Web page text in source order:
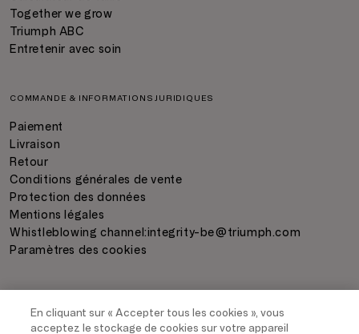
Together we grow
Triumph ABC
Entretenir avec soin
COMMANDE & INFORMATIONS JURIDIQUES
Paiement
Livraison
Retour
Conditions générales de vente
Protection des données
Mentions légales
Whistleblowing channel:integrity-be@triumph.com
Paramètres des cookies
En cliquant sur « Accepter tous les cookies », vous
acceptez le stockage de cookies sur votre appareil